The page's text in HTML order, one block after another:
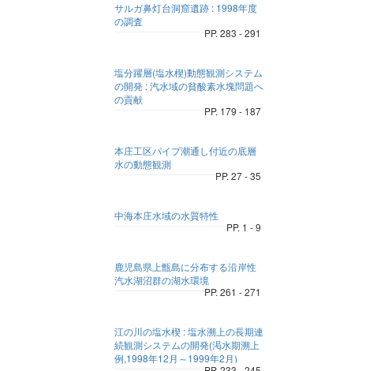
サルガ鼻灯台洞窟遺跡 : 1998年度
の調査
PP. 283 - 291
塩分躍層(塩水楔)動態観測システム
の開発 : 汽水域の貧酸素水塊問題へ
の貢献
PP. 179 - 187
本庄工区パイプ潮通し付近の底層
水の動態観測
PP. 27 - 35
中海本庄水域の水質特性
PP. 1 - 9
鹿児島県上甑島に分布する沿岸性
汽水湖沼群の湖水環境
PP. 261 - 271
江の川の塩水楔 : 塩水溯上の長期連
続観測システムの開発(渇水期溯上
例,1998年12月～1999年2月)